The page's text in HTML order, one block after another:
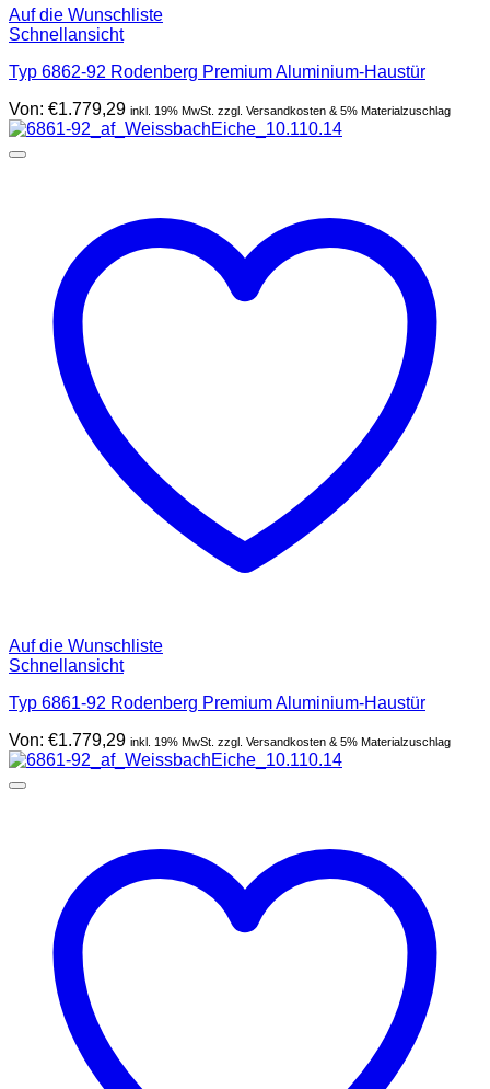
Auf die Wunschliste
Schnellansicht
Typ 6862-92 Rodenberg Premium Aluminium-Haustür
Von: €1.779,29 inkl. 19% MwSt. zzgl. Versandkosten & 5% Materialzuschlag
Auf die Wunschliste
Schnellansicht
Typ 6861-92 Rodenberg Premium Aluminium-Haustür
Von: €1.779,29 inkl. 19% MwSt. zzgl. Versandkosten & 5% Materialzuschlag